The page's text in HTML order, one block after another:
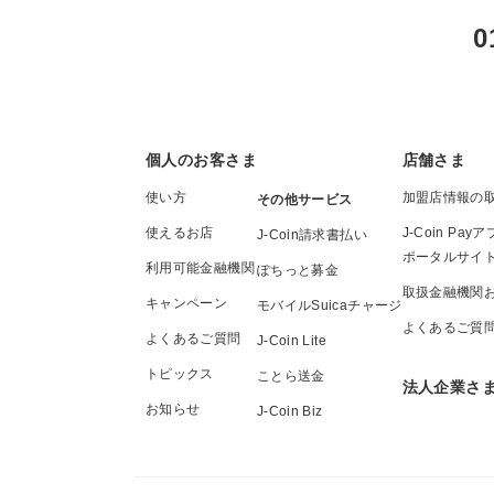
個人のお客さま
使い方
使えるお店
利用可能金融機関
キャンペーン
よくあるご質問
トピックス
お知らせ
その他サービス
J-Coin請求書払い
ぽちっと募金
モバイルSuicaチャージ
J-Coin Lite
ことら送金
J-Coin Biz
店舗さま
加盟店情報の
J-Coin Payア
ポータルサイ
取扱金融機関
よくあるご質
法人企業さま